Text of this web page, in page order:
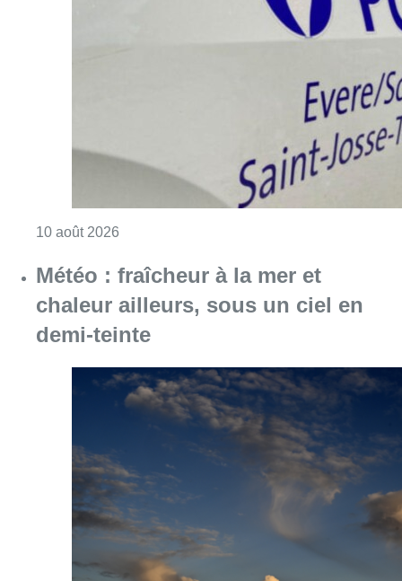
10 août 2026
Météo : fraîcheur à la mer et
chaleur ailleurs, sous un ciel en
demi-teinte